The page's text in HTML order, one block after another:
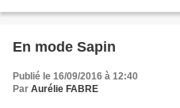
En mode Sapin
Publié le 16/09/2016 à 12:40
Par Aurélie FABRE